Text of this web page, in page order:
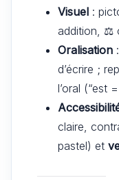
Visuel :
addition, ⚖️
Oralisation
d’écrire ;
l’oral (“est
claire,
pastel) et